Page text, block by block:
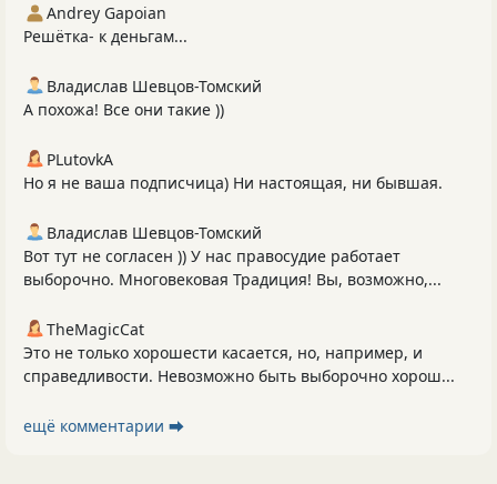
Andrey Gapoian
Решётка- к деньгам...
Владислав Шевцов-Томский
А похожа! Все они такие ))
PLutоvkА
Но я не ваша подписчица) Ни настоящая, ни бывшая.
Владислав Шевцов-Томский
Вот тут не согласен )) У нас правосудие работает
выборочно. Многовековая Традиция! Вы, возможно,...
TheMagicCat
Это не только хорошести касается, но, например, и
справедливости. Невозможно быть выборочно хорош...
ещё комментарии ⮕